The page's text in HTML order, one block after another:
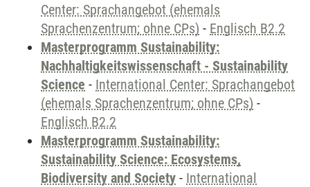
Center: Sprachangebot (ehemals
Sprachenzentrum; ohne CPs) - Englisch B2.2
Masterprogramm Sustainability:
Nachhaltigkeitswissenschaft - Sustainability
Science - International Center: Sprachangebot
(ehemals Sprachenzentrum; ohne CPs) -
Englisch B2.2
Masterprogramm Sustainability:
Sustainability Science: Ecosystems,
Biodiversity and Society - International